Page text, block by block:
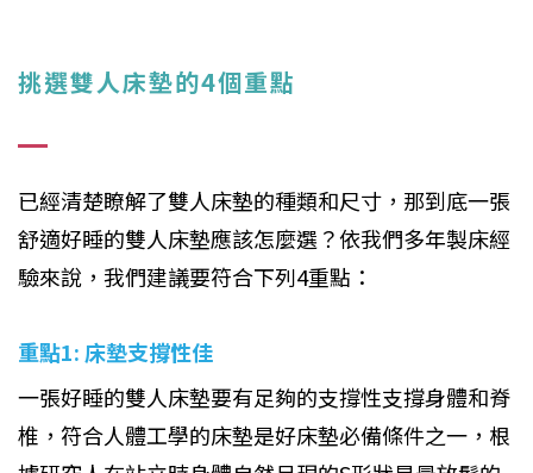
挑選雙人床墊的4個重點
已經清楚瞭解了雙人床墊的種類和尺寸，那到底一張
舒適好睡的雙人床墊應該怎麼選？依我們多年製床經
驗來說，我們建議要符合下列4重點：
重點1: 床墊支撐性佳
一張好睡的雙人床墊要有足夠的支撐性支撐身體和脊
椎，符合人體工學的床墊是好床墊必備條件之一，根